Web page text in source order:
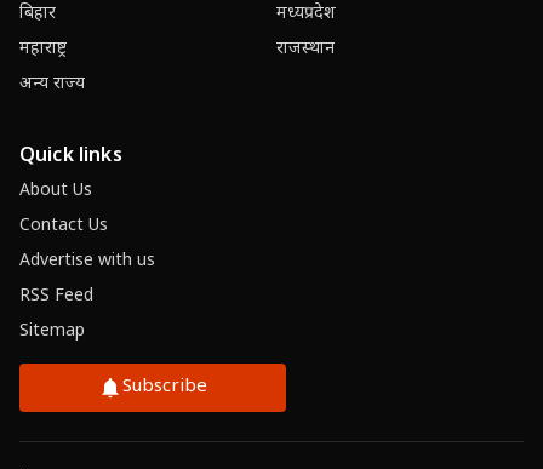
बिहार
मध्यप्रदेश
महाराष्ट्र
राजस्थान
अन्य राज्य
Quick links
About Us
Contact Us
Advertise with us
RSS Feed
Sitemap
Subscribe